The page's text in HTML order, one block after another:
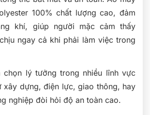
100% chất lượng cao, đảm
khí, giúp người mặc cảm thấy
ngay cả khi phải làm việc trong
chọn lý tưởng trong nhiều lĩnh vực
xây dựng, điện lực, giao thông, hay
nghiệp đòi hỏi độ an toàn cao.